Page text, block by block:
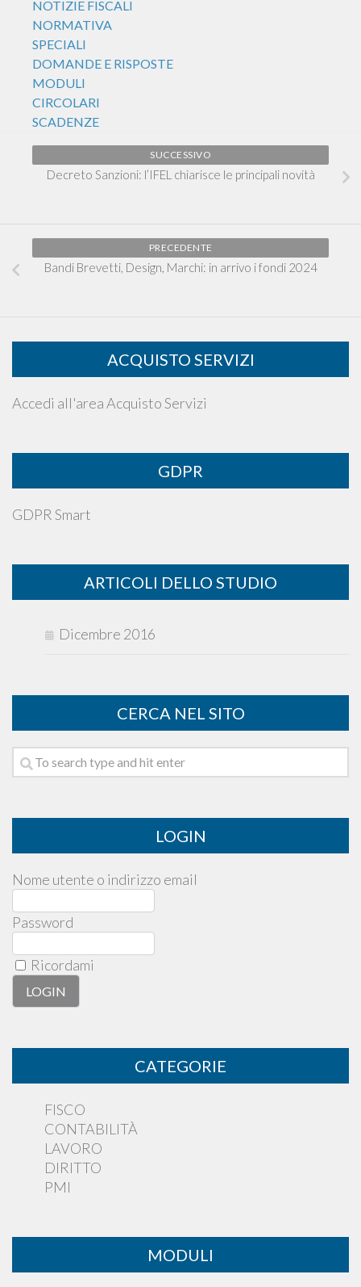
NOTIZIE FISCALI
NORMATIVA
SPECIALI
DOMANDE E RISPOSTE
MODULI
CIRCOLARI
SCADENZE
SUCCESSIVO
Decreto Sanzioni: l’IFEL chiarisce le principali novità
PRECEDENTE
Bandi Brevetti, Design, Marchi: in arrivo i fondi 2024
ACQUISTO SERVIZI
Accedi all'area Acquisto Servizi
GDPR
GDPR Smart
ARTICOLI DELLO STUDIO
Dicembre 2016
CERCA NEL SITO
LOGIN
Nome utente o indirizzo email
Password
Ricordami
CATEGORIE
FISCO
CONTABILITÀ
LAVORO
DIRITTO
PMI
MODULI